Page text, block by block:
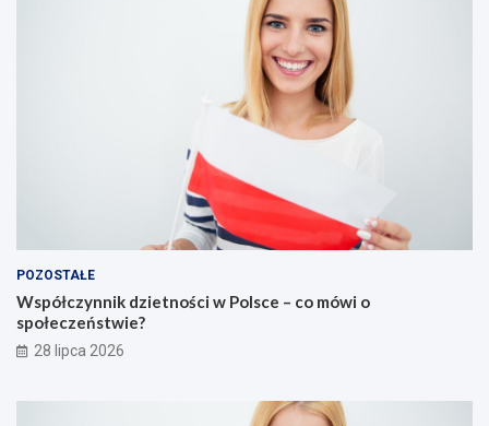
POZOSTAŁE
Współczynnik dzietności w Polsce – co mówi o
społeczeństwie?
28 lipca 2026